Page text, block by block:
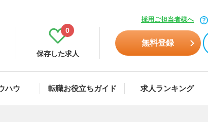
採用ご担当者様へ
保存した求人
0
無料登録
ハウ 転職お役立ちガイド 求人ランキング